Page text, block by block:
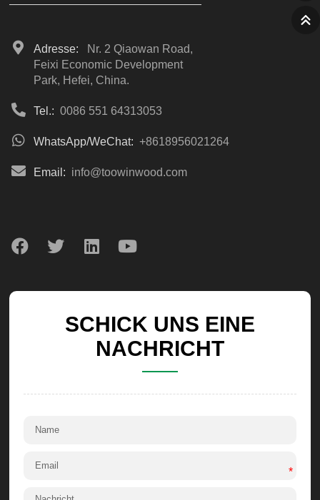
Adresse:
Nr. 2 Qiaowan Road,
Feixi Economic Development
Park, Hefei, China.
Tel.: 0086 551 64313053
WhatsApp/WeChat: +8618956021264
Email: info@toowinwood.com
SCHICK UNS EINE
NACHRICHT
*